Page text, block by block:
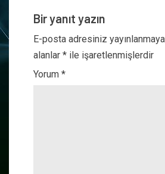
Bir yanıt yazın
E-posta adresiniz
alanlar * ile işaretlenmişlerdir
Yorum *